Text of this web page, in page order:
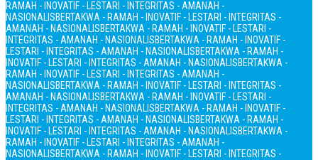
RAMAH - INOVATIF - LESTARI - INTEGRITAS - AMANAH -
NASIONALISBERTAKWA - RAMAH - INOVATIF - LESTARI - INTEGRITAS -
AMANAH - NASIONALISBERTAKWA - RAMAH - INOVATIF - LESTARI -
INTEGRITAS - AMANAH - NASIONALISBERTAKWA - RAMAH - INOVATIF -
LESTARI - INTEGRITAS - AMANAH - NASIONALISBERTAKWA - RAMAH -
INOVATIF - LESTARI - INTEGRITAS - AMANAH - NASIONALISBERTAKWA -
RAMAH - INOVATIF - LESTARI - INTEGRITAS - AMANAH -
NASIONALISBERTAKWA - RAMAH - INOVATIF - LESTARI - INTEGRITAS -
AMANAH - NASIONALISBERTAKWA - RAMAH - INOVATIF - LESTARI -
INTEGRITAS - AMANAH - NASIONALISBERTAKWA - RAMAH - INOVATIF -
LESTARI - INTEGRITAS - AMANAH - NASIONALISBERTAKWA - RAMAH -
INOVATIF - LESTARI - INTEGRITAS - AMANAH - NASIONALISBERTAKWA -
RAMAH - INOVATIF - LESTARI - INTEGRITAS - AMANAH -
NASIONALISBERTAKWA - RAMAH - INOVATIF - LESTARI - INTEGRITAS -